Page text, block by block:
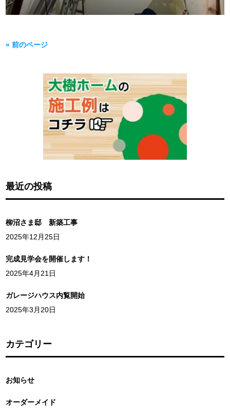
« 前のページ
最近の投稿
柳沼さま邸 新築工事
2025年12月25日
完成見学会を開催します！
2025年4月21日
ガレージハウス内覧開始
2025年3月20日
カテゴリー
お知らせ
オーダーメイド